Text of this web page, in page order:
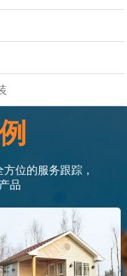
位的服务跟踪，
品